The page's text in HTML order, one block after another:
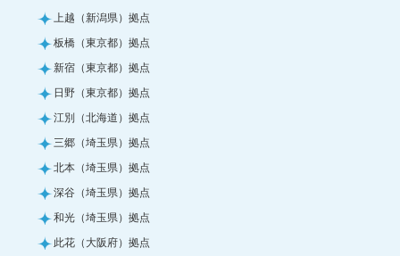
上越（新潟県）拠点
板橋（東京都）拠点
新宿（東京都）拠点
日野（東京都）拠点
江別（北海道）拠点
三郷（埼玉県）拠点
北本（埼玉県）拠点
深谷（埼玉県）拠点
和光（埼玉県）拠点
此花（大阪府）拠点